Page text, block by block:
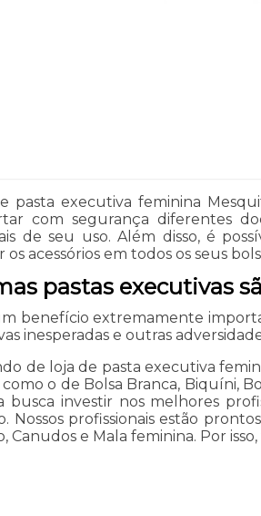
pasta executiva feminina
com segurança diferentes
de seu uso. Além disso, é
os acessórios em todos os seus
pastas executivas
benefício extremamente
inesperadas e outras
de loja de pasta executiva
o de Bolsa Branca, Biquíni,
busca investir nos melhores
Nossos profissionais estão
Canudos e Mala feminina. Por isso,